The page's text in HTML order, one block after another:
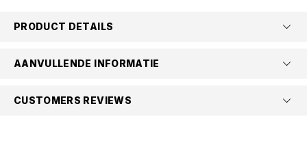
PRODUCT DETAILS
AANVULLENDE INFORMATIE
CUSTOMERS REVIEWS